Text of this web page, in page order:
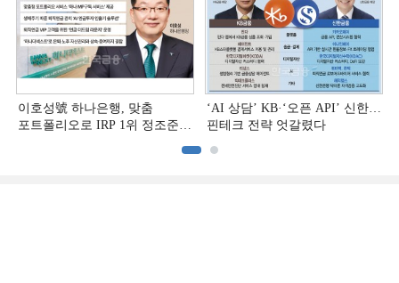
이호성號 하나은행, 맞춤
포트폴리오로 IRP 1위 정조준
‘AI 상담’ KB·‘오픈 API’ 신한…
핀테크 전략 엇갈렸다